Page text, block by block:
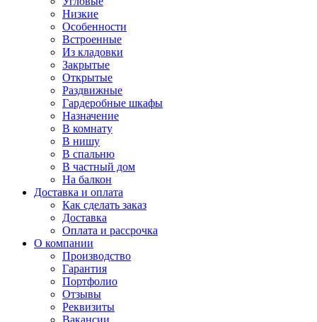
Низкие
Особенности
Встроенные
Из кладовки
Закрытые
Открытые
Раздвижные
Гардеробные шкафы
Назначение
В комнату
В нишу
В спальню
В частный дом
На балкон
Доставка и оплата
Как сделать заказ
Доставка
Оплата и рассрочка
О компании
Производство
Гарантия
Портфолио
Отзывы
Реквизиты
Вакансии